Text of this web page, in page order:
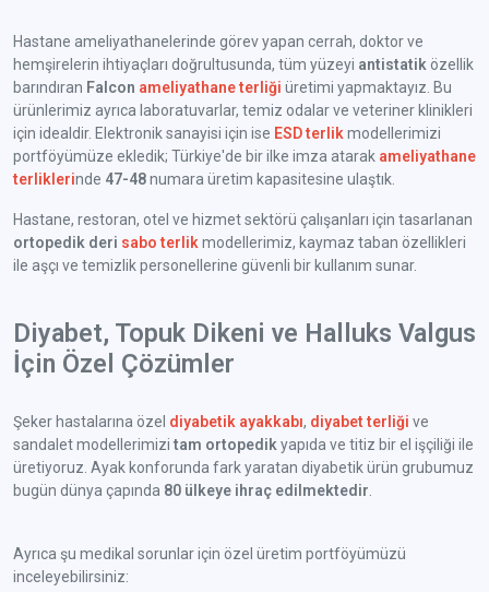
Hastane ameliyathanelerinde görev yapan cerrah, doktor ve
hemşirelerin ihtiyaçları doğrultusunda, tüm yüzeyi antistatik özellik
barındıran Falcon ameliyathane terliği üretimi yapmaktayız. Bu
ürünlerimiz ayrıca laboratuvarlar, temiz odalar ve veteriner klinikleri
için idealdir. Elektronik sanayisi için ise ESD terlik modellerimizi
portföyümüze ekledik; Türkiye'de bir ilke imza atarak ameliyathane
terliklerinde 47-48numara üretim kapasitesine ulaştık.
Hastane, restoran, otel ve hizmet sektörü çalışanları için tasarlanan
ortopedik deri sabo terlik modellerimiz, kaymaz taban özellikleri
ile aşçı ve temizlik personellerine güvenli bir kullanım sunar.
Diyabet, Topuk Dikeni ve Halluks Valgus
İçin Özel Çözümler
Şeker hastalarına özel diyabetik ayakkabı, diyabet terliği ve
sandalet modellerimizi tam ortopedik yapıda ve titiz bir el işçiliği ile
üretiyoruz. Ayak konforunda fark yaratan diyabetik ürün grubumuz
bugün dünya çapında 80 ülkeye ihraç edilmektedir
Ayrıca şu medikal sorunlar için özel üretim portföyümüzü
inceleyebilirsiniz: